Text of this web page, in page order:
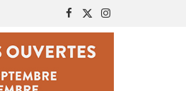
Facebook
X
(Twitter)
Instagram